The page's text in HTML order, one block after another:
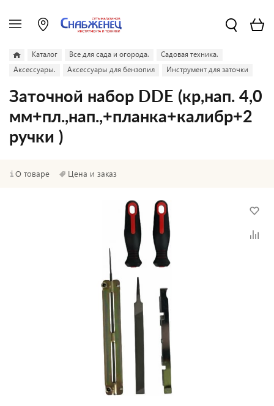
Каталог Все для сада и огорода.
Садовая техника.
Аксессуары.
Аксессуары для бензопил Инструмент для заточки
Заточной набор DDE (кр,нап. 4,0
мм+пл.,нап.,+планка+калибр+2
ручки )
О товаре Цена и заказ